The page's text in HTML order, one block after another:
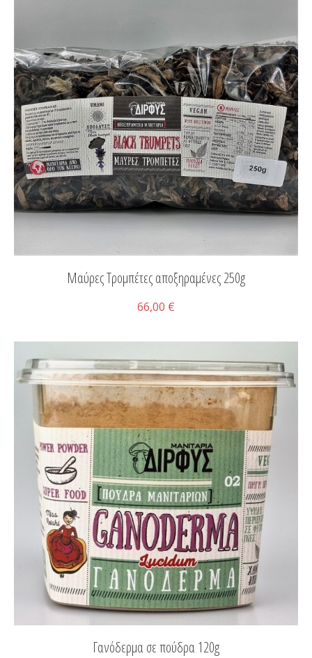
Μαύρες Τρομπέτες αποξηραμένες 250g
66,00 €
Γανόδερμα σε πούδρα 120g